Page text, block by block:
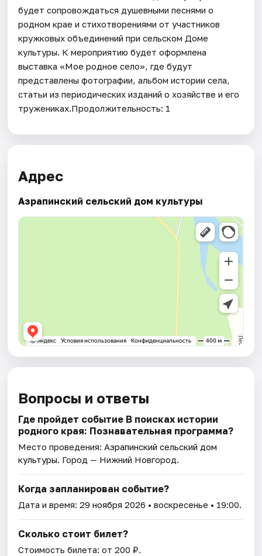
будет сопровождаться душевными песнями о
родном крае и стихотворениями от участников
кружковых объединений при сельском Доме
культуры. К мероприятию будет оформлена
выставка «Мое родное село», где будут
представлены фотографии, альбом истории села,
статьи из периодических изданий о хозяйстве и его
тружениках.Продолжительность: 1
Адрес
Азрапинский сельский дом культуры
Вопросы и ответы
Где пройдет событие В поисках истории
родного края: Познавательная программа?
Место проведения:Азрапинский сельский дом
культуры. Город — Нижний Новгород.
Когда запланирован событие?
Дата и время:29 ноября 2026 • воскресенье • 19:00.
Сколько стоит билет?
Стоимость билета: от 200 ₽.